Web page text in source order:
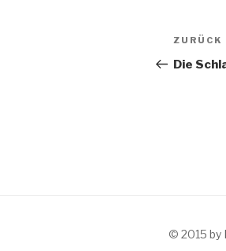
Beitrag
ZURÜCK
Die
© 2015 by